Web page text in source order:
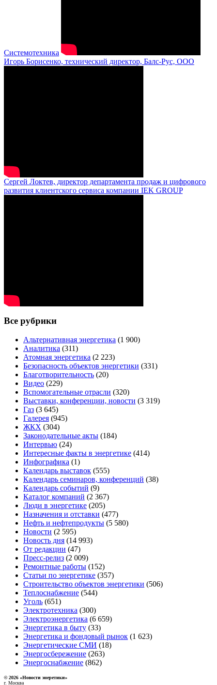
Системотехника
Игорь Борисенко, технический директор, Балс-Рус, ООО
Сергей Локтев, директор департамента продаж и цифрового
развития клиентского сервиса компании IEK GROUP
Все рубрики
Альтернативная энергетика (1 900)
Аналитика (311)
Атомная энергетика (2 223)
Безопасность объектов энергетики (331)
Благотворительность (20)
Видео (229)
Вспомогательные отрасли (320)
Выставки, конференции, новости (3 319)
Газ (3 645)
Галерея (945)
ЖКХ (304)
Законодательные акты (184)
Интервью (24)
Интересные факты в энергетике (414)
Инфографика (1)
Календарь выставок (555)
Календарь семинаров, конференций (38)
Календарь событий (9)
Каталог компаний (2 367)
Люди в энергетике (205)
Назначения и отставки (477)
Нефть и нефтепродукты (5 580)
Новости (2 595)
Новость дня (14 993)
От редакции (47)
Пресс-релиз (2 009)
Ремонтные работы (152)
Статьи по энергетике (357)
Строительство объектов энергетики (506)
Теплоснабжение (544)
Уголь (651)
Электротехника (300)
Электроэнергетика (6 659)
Энергетика в быту (33)
Энергетика и фондовый рынок (1 623)
Энергетические СМИ (18)
Энергосбережение (263)
Энергоснабжение (862)
© 2026 «Новости энеретики»
г. Москва